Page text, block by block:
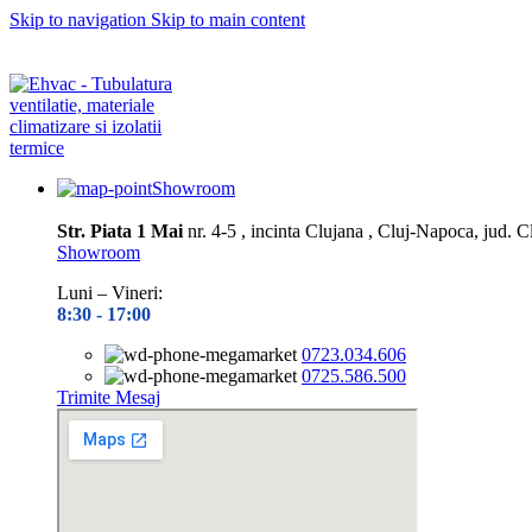
Skip to navigation Skip to main content
Showroom
Str. Piata 1 Mai nr. 4-5 , incinta Clujana , Cluj-Napoca, jud.
Showroom
Luni – Vineri:
8:30 - 17:00
0723.034.606
0725.586.500
Trimite Mesaj